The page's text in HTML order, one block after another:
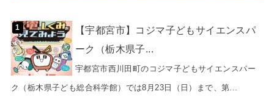
【宇都宮市】コジマ子どもサイエンスパ
ーク（栃木県子...
宇都宮市西川田町のコジマ子どもサイエンスパー
ク（栃木県子ども総合科学館）では8月23日（日）まで、第...